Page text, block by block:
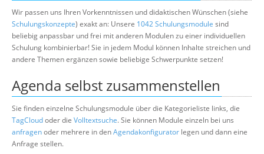
Wir passen uns Ihren Vorkenntnissen und didaktischen Wünschen (siehe
Schulungskonzepte) exakt an: Unsere 1042 Schulungsmodule sind
beliebig anpassbar und frei mit anderen Modulen zu einer individuellen
Schulung kombinierbar! Sie in jedem Modul können Inhalte streichen und
andere Themen ergänzen sowie beliebige Schwerpunkte setzen!
Agenda selbst zusammenstellen
Sie finden einzelne Schulungsmodule über die Kategorieliste links, die
TagCloudoder die Volltextsuche. Sie können Module einzeln bei uns
anfragenoder mehrere in denAgendakonfigurator legen und dann eine
Anfrage stellen.